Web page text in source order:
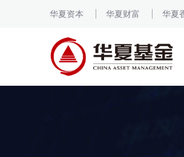
华夏资本 华夏财富 华夏